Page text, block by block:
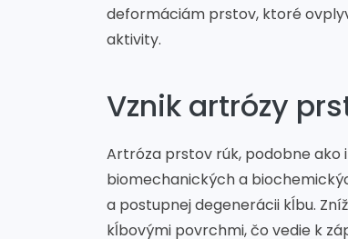
deformáciám prstov, ktoré
aktivity.
Vznik artrózy
Artróza prstov rúk, podobne ako
biomechanických a
a postupnej degenerácii kĺbu.
kĺbovými povrchmi, čo vedie k